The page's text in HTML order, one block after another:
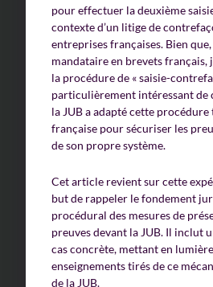
pour effectuer la deuxième
contexte d’un litige de
entreprises françaises. Bien
mandataire en brevets français,
la procédure de « saisie-
particulièrement intéressant de
la JUB a adapté cette
française pour sécuriser les
de son propre système.
Cet article revient sur cette
but de rappeler le fondement
procédural des mesures de
preuves devant la JUB. Il inclut
cas concrète, mettant en
enseignements tirés de ce
de la JUB.